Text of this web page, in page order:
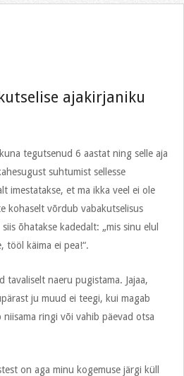
ajakirjaniku
tegutsenud 6 aastat ning selle aja
suhtumist sellesse
imestatakse, et ma ikka veel ei ole
kohaselt võrdub vabakutselisus
õhatakse kadedalt: „mis sinu elul
tööl käima ei pea!“.
tavaliselt naeru pugistama. Jajaa,
ju muud ei teegi, kui magab
ringi või vahib päevad otsa
on aga minu kogemuse järgi küll